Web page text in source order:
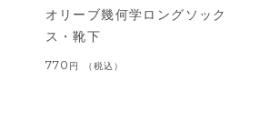
オリーブ幾何学ロングソック
ス・靴下
770 税込